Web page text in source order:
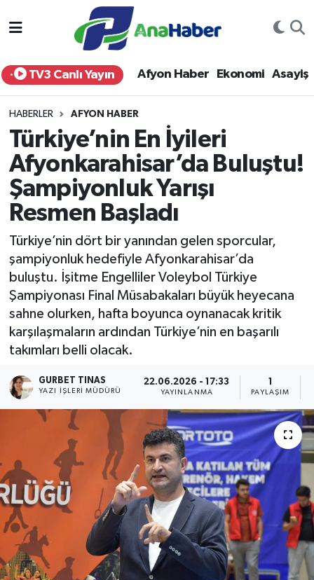
TV3 Canlı Yayın Afyon Haber Ekonomi Asayiş
HABERLER AFYON HABER
Türkiye’nin En İyileri
Afyonkarahisar’da Buluştu!
Şampiyonluk Yarışı
Resmen Başladı
Türkiye’nin dört bir yanından gelen sporcular,
şampiyonluk hedefiyle Afyonkarahisar’da
buluştu. İşitme Engelliler Voleybol Türkiye
Şampiyonası Final Müsabakaları büyük heyecana
sahne olurken, hafta boyunca oynanacak kritik
karşılaşmaların ardından Türkiye’nin en başarılı
takımları belli olacak.
GURBET TINAS
YAZI İŞLERI MÜDÜRÜ
22.06.2026 - 17:33
YAYINLANMA PAYLAŞIM
Yurt Haber
Afyon Haber
Siyaset
Spor
Sağlık
Teknoloji
Kültür - Sanat
Yaşam
Afyonkarahisar Nöbetçi Eczaneler
Afyonkarahisar Hava Durumu
Afyonkarahisar Namaz Vakitleri
Afyonkarahisar Trafik Yoğunluk Haritası
Süper Lig Puan Durumu ve Fikstür
Son Dakika Haberleri
Haber Arşivi